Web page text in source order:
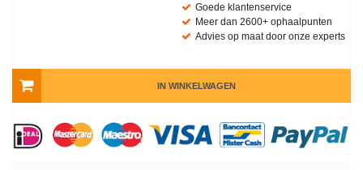
Goede klantenservice
Meer dan 2600+ ophaalpunten
Advies op maat door onze experts
IN WINKELWAGEN